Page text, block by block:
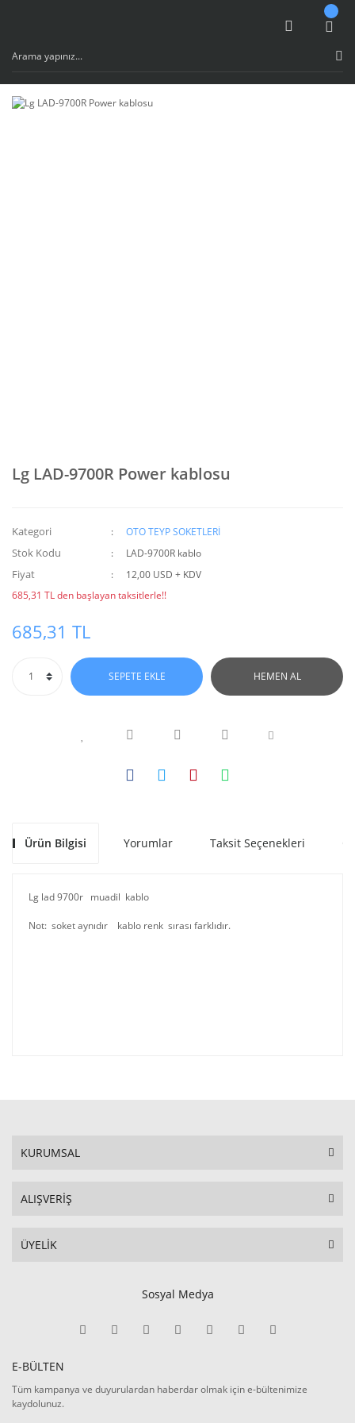
Lg LAD-9700R Power kablosu
Kategori OTO TEYP SOKETLERİ
Stok Kodu LAD-9700R kablo
Fiyat
12,00 USD + KDV
685,31 TL den başlayan taksitlerle!!
685,31 TL
SEPETE EKLE HEMEN AL
Ürün Bilgisi Yorumlar Taksit Seçenekleri
Lg lad 9700r muadil kablo
Not: soket aynıdır kablo renk sırası farklıdır.
KURUMSAL
ALIŞVERİŞ
ÜYELİK
Sosyal Medya
E-BÜLTEN
Tüm kampanya ve duyurulardan haberdar olmak için e-bültenimize
kaydolunuz.